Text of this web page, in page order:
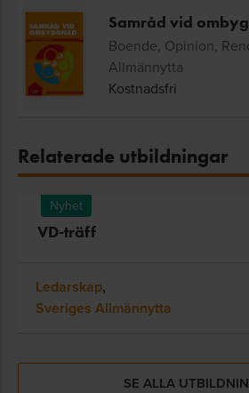
Samråd vid
Boende, Opinion,
Allmännytta
Kostnadsfri
Relaterade utbildningar
Nyhet
VD-träff
Ledarskap,
Sveriges Allmännytta
SE ALLA